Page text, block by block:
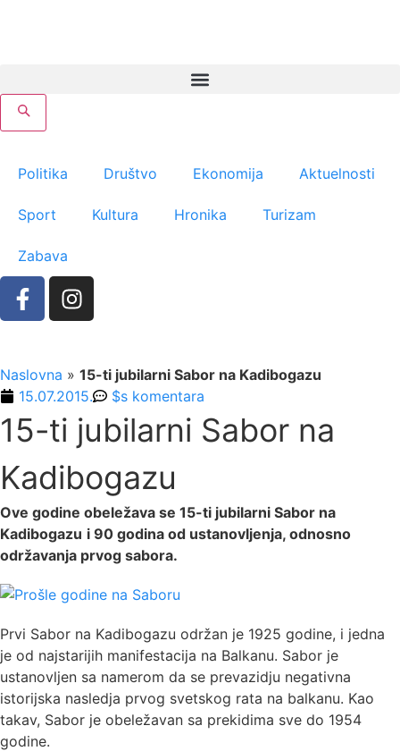
Politika Društvo Ekonomija Aktuelnosti
Sport Kultura Hronika Turizam
Zabava
Naslovna » 15-ti jubilarni Sabor na Kadibogazu
15.07.2015.
$s komentara
15-ti jubilarni Sabor na
Kadibogazu
Ove godine obeležava se 15-ti jubilarni Sabor na
Kadibogazu i 90 godina od ustanovljenja, odnosno
održavanja prvog sabora.
Prvi Sabor na Kadibogazu održan je 1925 godine, i jedna
je od najstarijih manifestacija na Balkanu. Sabor je
ustanovljen sa namerom da se prevazidju negativna
istorijska nasledja prvog svetskog rata na balkanu. Kao
takav, Sabor je obeležavan sa prekidima sve do 1954
godine.